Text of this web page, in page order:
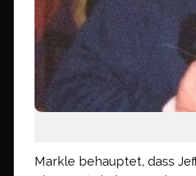
Markle behauptet, dass